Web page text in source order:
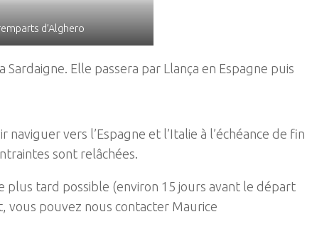
d’Alghero
Elle passera par Llança en Espagne puis
vers l’Espagne et l’Italie à l’échéance de fin
sont relâchées.
plus tard possible (environ 15 jours avant le départ
pouvez nous contacter Maurice